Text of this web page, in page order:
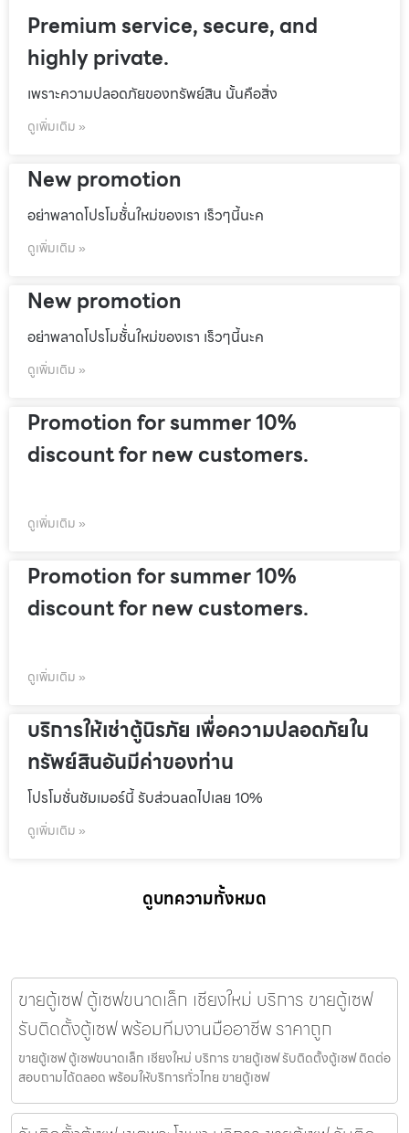
Premium service, secure, and
highly private.
เพราะความปลอดภัยของทรัพย์สิน นั้นคือสิ่ง
ดูเพิ่มเติม »
New promotion
อย่าพลาดโปรโมชั้่นใหม่ของเรา เร็วๆนี้นะค
ดูเพิ่มเติม »
New promotion
อย่าพลาดโปรโมชั้่นใหม่ของเรา เร็วๆนี้นะค
ดูเพิ่มเติม »
Promotion for summer 10%
discount for new customers.
ดูเพิ่มเติม »
Promotion for summer 10%
discount for new customers.
ดูเพิ่มเติม »
บริการให้เช่าตู้นิรภัย เพื่อความปลอดภัยใน
ทรัพย์สินอันมีค่าของท่าน
โปรโมชั่นชัมเมอร์นี้ รับส่วนลดไปเลย 10%
ดูเพิ่มเติม »
ดูบทความทั้งหมด
ขายตู้เซฟ ตู้เซฟขนาดเล็ก เชียงใหม่ บริการ ขายตู้เซฟ
รับติดตั้งตู้เซฟ พร้อมทีมงานมืออาชีพ ราคาถูก
ขายตู้เซฟ ตู้เซฟขนาดเล็ก เชียงใหม่ บริการ ขายตู้เซฟ รับติดตั้งตู้เซฟ ติดต่อ
สอบถามได้ตลอด พร้อมให้บริการทั่วไทย ขายตู้เซฟ